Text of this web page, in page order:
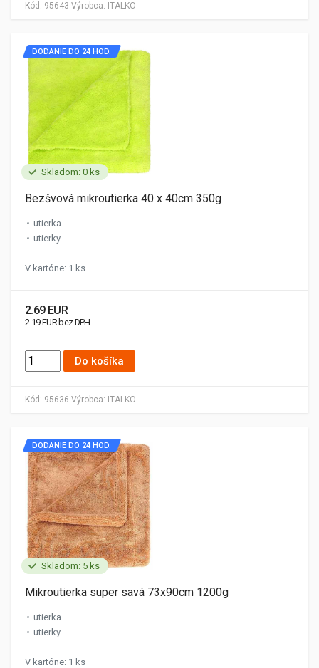
Kód: 95643 Výrobca: ITALKO
Skladom: 0 ks
Kód: 95636 Výrobca: ITALKO
DODANIE DO 24 HOD.
Bezšvová mikroutierka 40 x 40cm 350g
utierka
utierky
V kartóne: 1 ks
2.69 EUR
2.19 EUR bez DPH
Do košíka
Skladom: 5 ks
DODANIE DO 24 HOD.
Mikroutierka super savá 73x90cm 1200g
utierka
utierky
V kartóne: 1 ks